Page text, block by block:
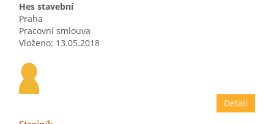
Hes stavební
Praha
Pracovní smlouva
Vloženo: 13.05.2018
Detail